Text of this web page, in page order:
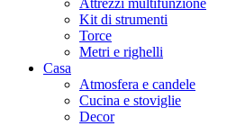
Kit di strumenti
Torce
Metri e righelli
Casa
Atmosfera e candele
Cucina e stoviglie
Decor